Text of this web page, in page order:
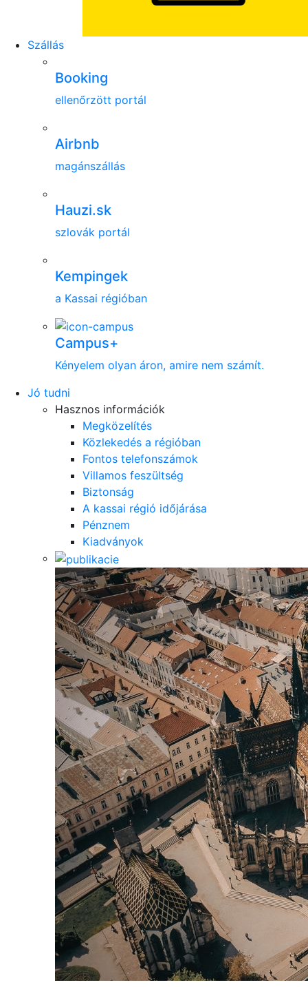
Szállás
Booking
ellenőrzött portál
Airbnb
magánszállás
Hauzi.sk
szlovák portál
Kempingek
a Kassai régióban
Campus+
Kényelem olyan áron, amire nem számít.
Jó tudni
Hasznos információk
Megközelítés
Közlekedés a régióban
Fontos telefonszámok
Villamos feszültség
Biztonság
A kassai régió időjárása
Pénznem
Kiadványok